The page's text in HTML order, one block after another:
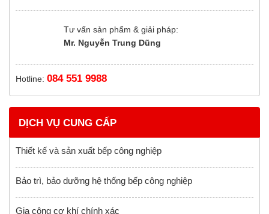
Tư vấn sản phẩm & giải pháp:
Mr. Nguyễn Trung Dũng
Hotline: 084 551 9988
DỊCH VỤ CUNG CẤP
Thiết kế và sản xuất bếp công nghiệp
Bảo trì, bảo dưỡng hệ thống bếp công nghiệp
Gia công cơ khí chính xác